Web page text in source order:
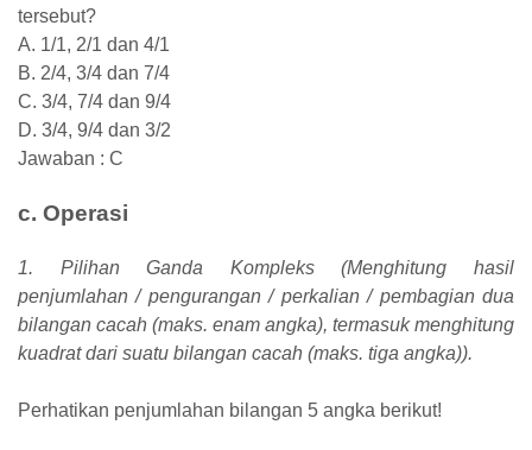
tersebut?
A. 1/1, 2/1 dan 4/1
B. 2/4, 3/4 dan 7/4
C. 3/4, 7/4 dan 9/4
D. 3/4, 9/4 dan 3/2
Jawaban : C
c. Operasi
1. Pilihan Ganda Kompleks (Menghitung hasil
penjumlahan / pengurangan / perkalian / pembagian dua
bilangan cacah (maks. enam angka), termasuk menghitung
kuadrat dari suatu bilangan cacah (maks. tiga angka)).
Perhatikan penjumlahan bilangan 5 angka berikut!